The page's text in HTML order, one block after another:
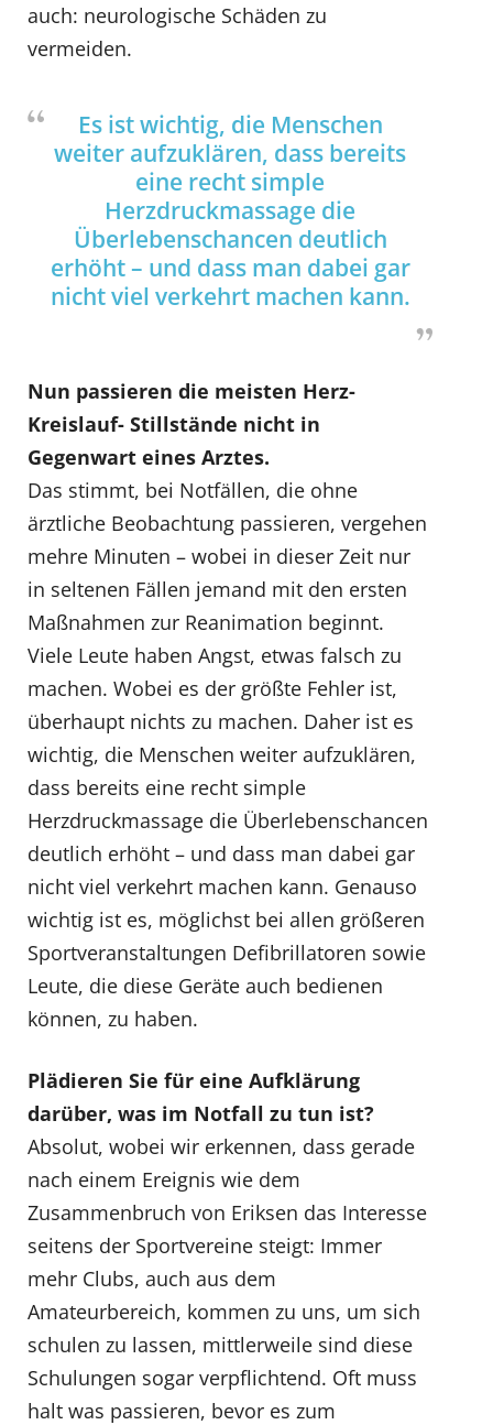
auch: neurologische Schäden zu
vermeiden.
Es ist wichtig, die Menschen
weiter aufzuklären, dass bereits
eine recht simple
Herzdruckmassage die
Überlebenschancen deutlich
erhöht – und dass man dabei gar
nicht viel verkehrt machen kann.
Nun passieren die meisten Herz-
Kreislauf- Stillstände nicht in
Gegenwart eines Arztes.
Das stimmt, bei Notfällen, die ohne
ärztliche Beobachtung passieren, vergehen
mehre Minuten – wobei in dieser Zeit nur
in seltenen Fällen jemand mit den ersten
Maßnahmen zur Reanimation beginnt.
Viele Leute haben Angst, etwas falsch zu
machen. Wobei es der größte Fehler ist,
überhaupt nichts zu machen. Daher ist es
wichtig, die Menschen weiter aufzuklären,
dass bereits eine recht simple
Herzdruckmassage die Überlebenschancen
deutlich erhöht – und dass man dabei gar
nicht viel verkehrt machen kann. Genauso
wichtig ist es, möglichst bei allen größeren
Sportveranstaltungen Defibrillatoren sowie
Leute, die diese Geräte auch bedienen
können, zu haben.
Plädieren Sie für eine Aufklärung
darüber, was im Notfall zu tun ist?
Absolut, wobei wir erkennen, dass gerade
nach einem Ereignis wie dem
Zusammenbruch von Eriksen das Interesse
seitens der Sportvereine steigt: Immer
mehr Clubs, auch aus dem
Amateurbereich, kommen zu uns, um sich
schulen zu lassen, mittlerweile sind diese
Schulungen sogar verpflichtend. Oft muss
halt was passieren, bevor es zum